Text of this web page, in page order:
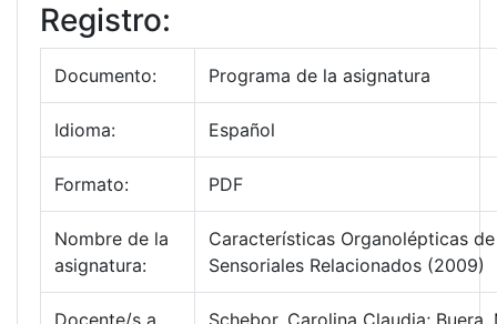
Registro:
Documento: Programa de la asignatura
Idioma: Español
Formato: PDF
Nombre de la
asignatura:
Características Organolépticas
Sensoriales Relacionados (2009)